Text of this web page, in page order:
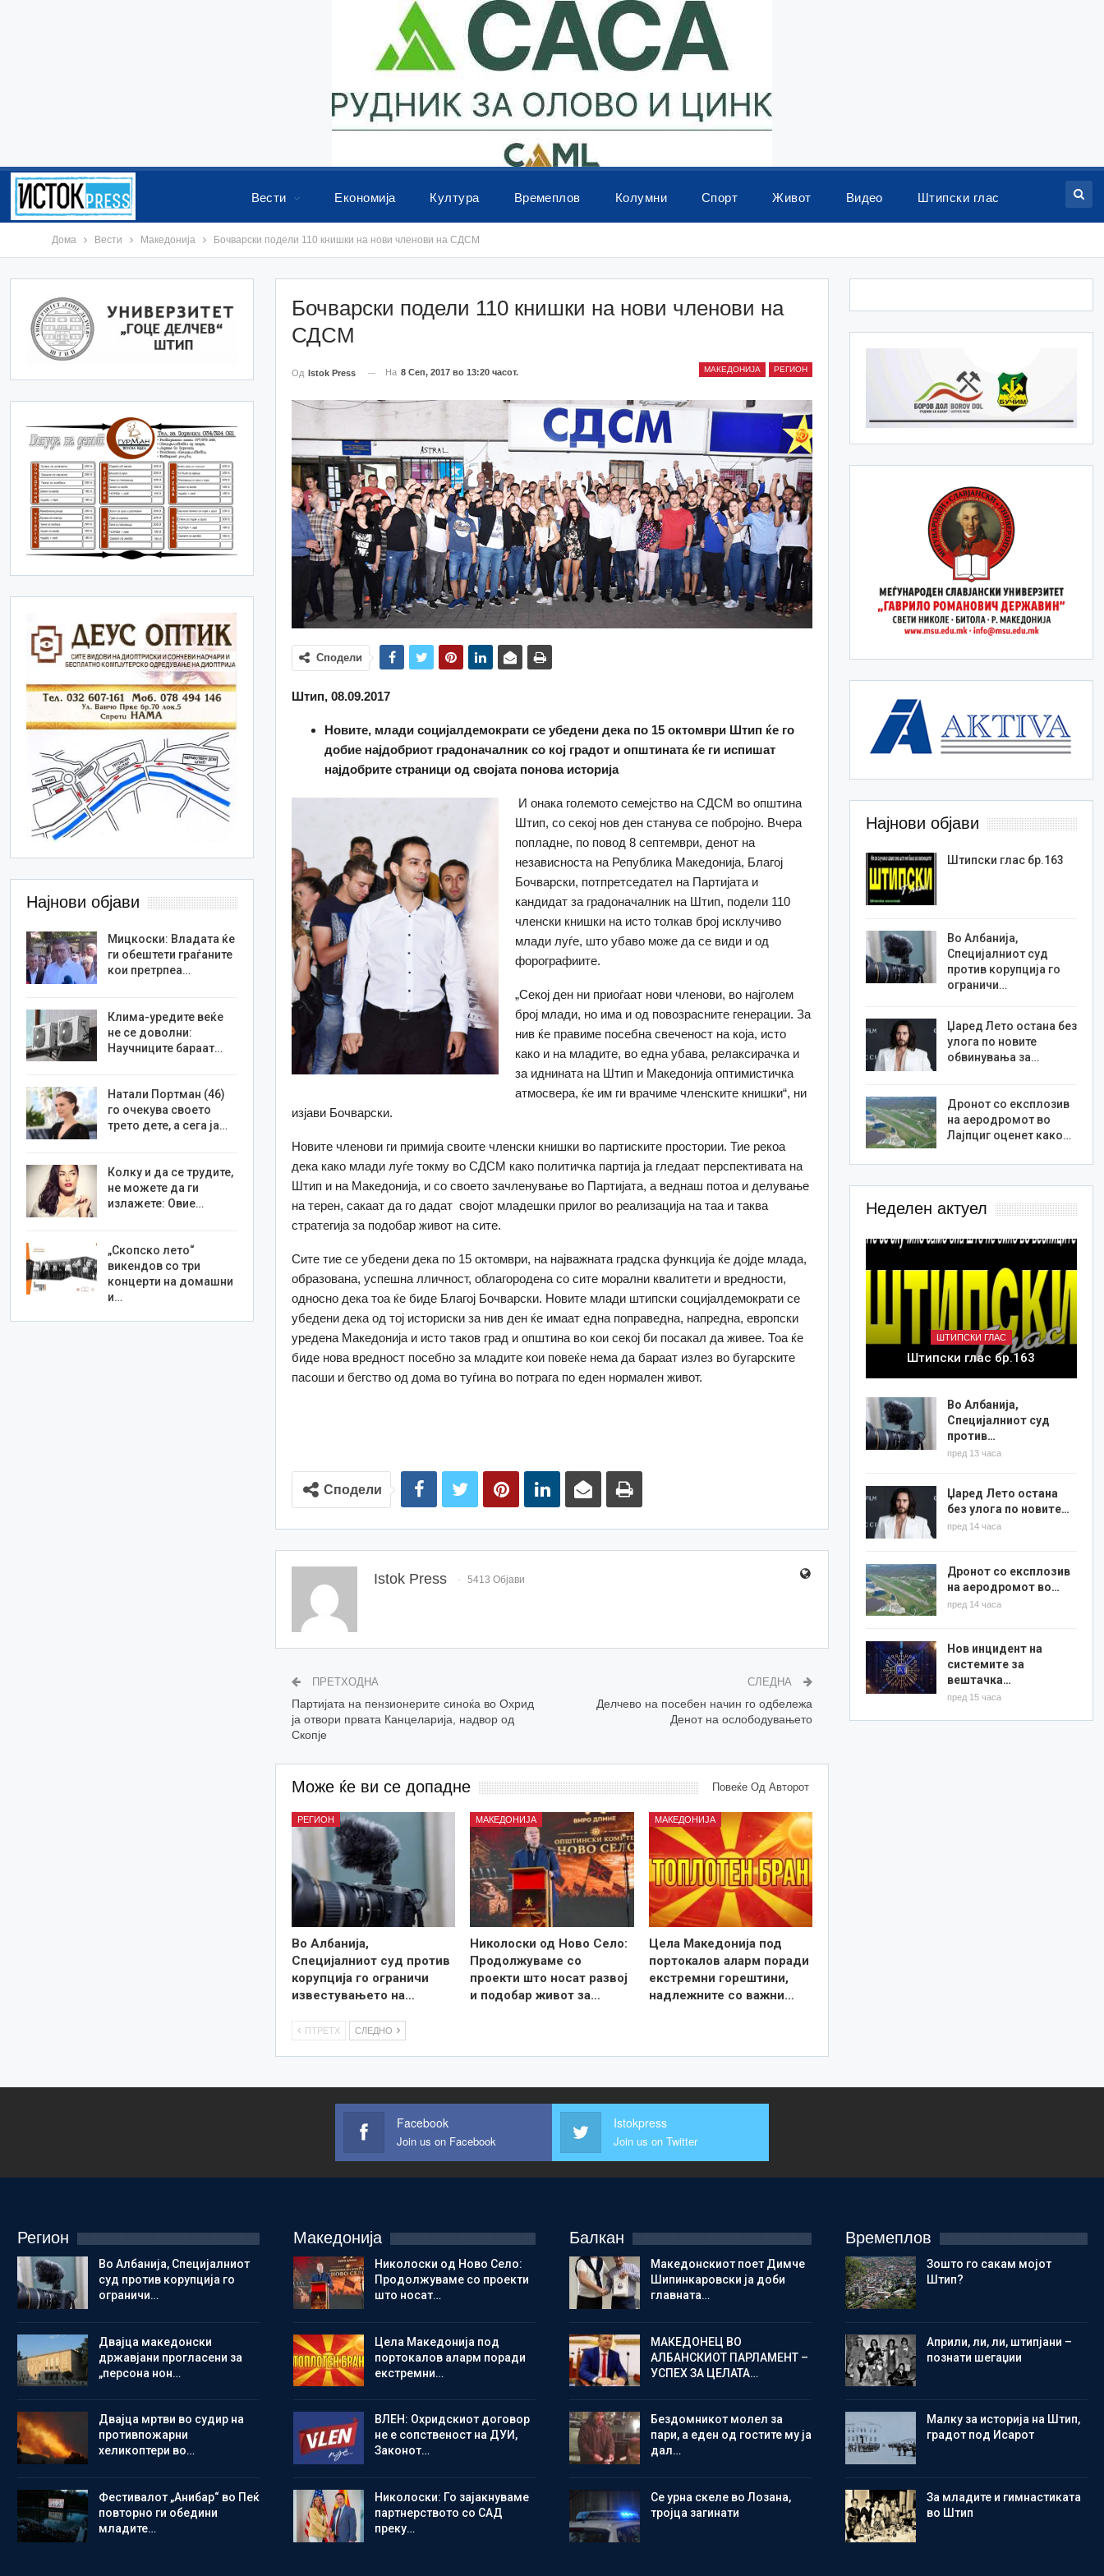
Вести Економија Култура Времеплов Колумни Спорт Живот Видео Штипски глас
Дома Вести Македонија Бочварски подели 110 книшки на нови членови на СДСМ
Бочварски подели 110 книшки на нови членови на
СДСМ
МАКЕДОНИЈА РЕГИОН
Од Istok Press На 8 Сеп, 2017 во 13:20 часот.
Сподели
Штип, 08.09.2017
Новите, млади социјалдемократи се убедени дека по 15 октомври Штип ќе го
добие најдобриот градоначалник со кој градот и општината ќе ги испишат
најдобрите страници од својата понова историја
И онака големото семејство на СДСМ во општина
Штип, со секој нов ден станува се побројно. Вчера
попладне, по повод 8 септември, денот на
независноста на Република Македонија, Благој
Бочварски, потпретседател на Партијата и
кандидат за градоначалник на Штип, подели 110
членски книшки на исто толкав број исклучиво
млади луѓе, што убаво може да се види и од
форографиите.
„Секој ден ни приоѓаат нови членови, во најголем
број млади, но има и од повозрасните генерации. За
нив ќе правиме посебна свеченост на која, исто
како и на младите, во една убава, релаксирачка и
за иднината на Штип и Македонија оптимистичка
атмосвера, ќе им ги врачиме членските книшки“, ни
изјави Бочварски.
Новите членови ги примија своите членски книшки во партиските простории. Тие рекоа
дека како млади луѓе токму во СДСМ како политичка партија ја гледаат перспективата на
Штип и на Македонија, и со своето зачленување во Партијата, а веднаш потоа и делување
на терен, сакаат да го дадат својот младешки прилог во реализација на таа и таква
стратегија за подобар живот на сите.
Сите тие се убедени дека по 15 октомври, на најважната градска функција ќе дојде млада,
образована, успешна лличност, облагородена со сите морални квалитети и вредности,
односно дека тоа ќе биде Благој Бочварски. Новите млади штипски социјалдемократи се
убедени дека од тој историски за нив ден ќе имаат една поправедна, напредна, европски
уредена Македонија и исто таков град и општина во кои секој би посакал да живее. Тоа ќе
биде нова вредност посебно за младите кои повеќе нема да бараат излез во бугарските
пасоши и бегство од дома во туѓина во потрага по еден нормален живот.
Сподели
Istok Press 5413 Објави
ПРЕТХОДНА
Партијата на пензионерите синоќа во Охрид
ја отвори првата Канцеларија, надвор од
Скопје
СЛЕДНА
Делчево на посебен начин го одбележа
Денот на ослободувањето
Може ќе ви се допадне Повеќе Од Авторот
РЕГИОН
Во Албанија,
Специјалниот суд против
корупција го ограничи
известувањето на…
МАКЕДОНИЈА
Николоски од Ново Село:
Продолжуваме со
проекти што носат развој
и подобар живот за…
МАКЕДОНИЈА
Цела Македонија под
портокалов аларм поради
екстремни горештини,
надлежните со важни…
ПТРЕТХ СЛЕДНО
Најнови објави
Штипски глас бр.163
Во Албанија,
Специјалниот суд
против корупција го
ограничи…
Џаред Лето остана без
улога по новите
обвинувања за…
Дронот со експлозив
на аеродромот во
Лајпциг оценет како…
Неделен актуел
ШТИПСКИ ГЛАС
Штипски глас бр.163
Во Албанија,
Специјалниот суд
против…
пред 13 часа
Џаред Лето остана
без улога по новите…
пред 14 часа
Дронот со експлозив
на аеродромот во…
пред 14 часа
Нов инцидент на
системите за
вештачка…
пред 15 часа
Најнови објави
Мицкоски: Владата ќе
ги обештети граѓаните
кои претрпеа…
Клима-уредите веќе
не се доволни:
Научниците бараат…
Натали Портман (46)
го очекува своето
трето дете, а сега ја…
Колку и да се трудите,
не можете да ги
излажете: Овие…
„Скопско лето“
викендов со три
концерти на домашни
и…
Facebook
Join us on Facebook
Istokpress
Join us on Twitter
Регион
Во Албанија, Специјалниот
суд против корупција го
ограничи…
Двајца македонски
државјани прогласени за
„персона нон…
Двајца мртви во судир на
противпожарни
хеликоптери во…
Фестивалот „Анибар“ во Пеќ
повторно ги обедини
младите…
Македонија
Николоски од Ново Село:
Продолжуваме со проекти
што носат…
Цела Македонија под
портокалов аларм поради
екстремни…
ВЛЕН: Охридскиот договор
не е сопственост на ДУИ,
Законот…
Николоски: Го зајакнуваме
партнерството со САД
преку…
Балкан
Македонскиот поет Димче
Шипинкаровски ја доби
главната…
МАКЕДОНЕЦ ВО
АЛБАНСКИОТ ПАРЛАМЕНТ –
УСПЕХ ЗА ЦЕЛАТА…
Бездомникот молел за
пари, а еден од гостите му ја
дал…
Се урна скеле во Лозана,
тројца загинати
Времеплов
Зошто го сакам мојот
Штип?
Aприли, ли, ли, штипјани –
познати шегаџии
Малку за историја на Штип,
градот под Исарот
Зa младите и гимнастиката
во Штип